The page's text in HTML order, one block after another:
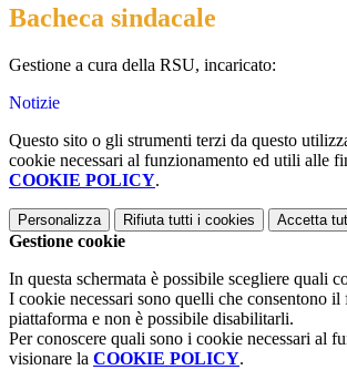
Bacheca sindacale
Gestione a cura della RSU, incaricato:
Notizie
Questo sito o gli strumenti terzi da questo
cookie necessari al funzionamento ed utili alle
COOKIE POLICY.
Personalizza Rifiuta tutti i cookies Accetta
Gestione cookie
In questa schermata è possibile scegliere quali
I cookie necessari sono quelli che consentono il
piattaforma e non è possibile disabilitarli.
Per conoscere quali sono i cookie necessari al
visionare la COOKIE POLICY.